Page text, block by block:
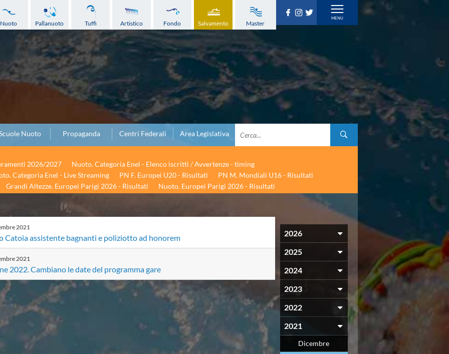
Nuoto Pallanuoto Tuffi Artistico Fondo Salvamento Master
Nuoto Propaganda Centri Federali Area Legislativa
2026/2027
Nuoto. Categoria Enel - Elenco iscritti / Avvertenze - timing
Categoria Enel - Live Streaming PN F. Europei U20 - Risultati
PN M. Mondiali U16 - Risultati
Grandi Altezze. Europei Parigi 2026 - Risultati Nuoto. Europei Parigi 2026 - Risultati
2021
Catoia assistente bagnanti e poliziotto ad honorem
2021
2022. Cambiano le date del programma gare
2026
2025
2024
2023
2022
2021
Dicembre